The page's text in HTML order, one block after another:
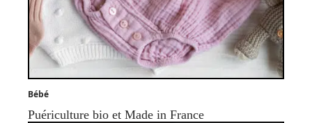
Bébé
Puériculture bio et Made in France